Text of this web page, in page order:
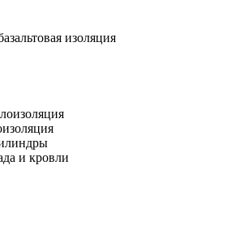
изоляция
и кровли